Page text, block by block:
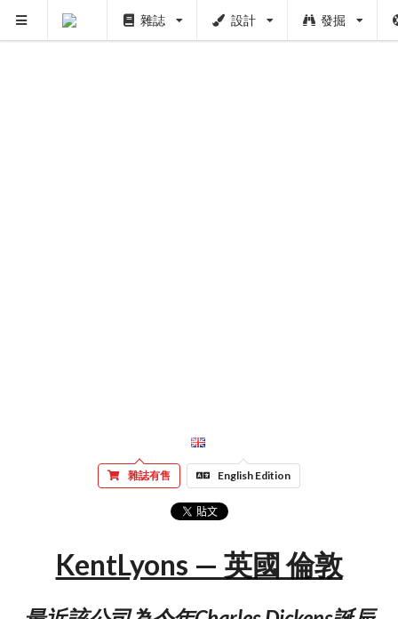
雜誌 設計 發掘
雜誌有售 English Edition
KentLyons — 英國 倫敦